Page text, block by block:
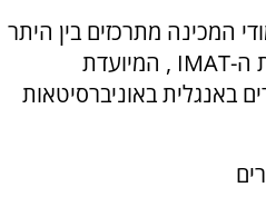
המכינה מתרכזים בין היתר
ה-IMAT , המיועדת
באנגלית באוניברסיטאות